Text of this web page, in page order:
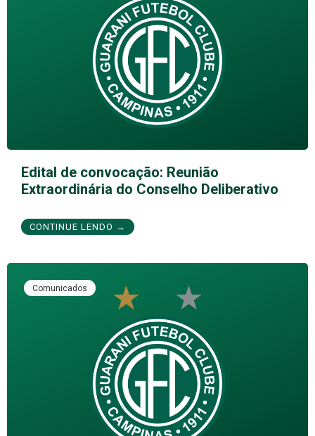
Edital de convocação: Reunião
Extraordinária do Conselho Deliberativo
CONTINUE LENDO →
Comunicados